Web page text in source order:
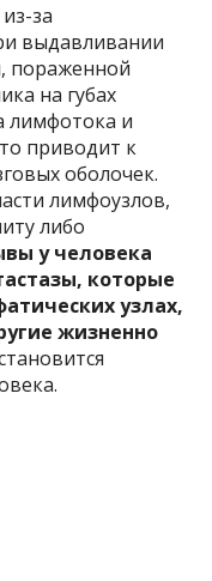
за
выдавливании
пораженной
на губах
лимфотока и
приводит к
оболочек.
лимфоузлов,
либо
у человека
которые
узлах,
жизненно